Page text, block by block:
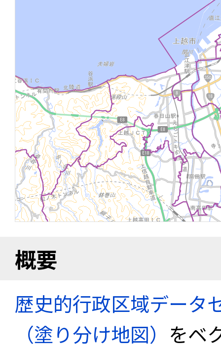
概要
歴史的行政区域データ
（塗り分け地図） をベ